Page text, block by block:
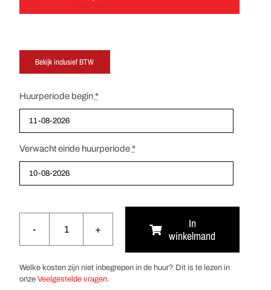
Huurperiode begin*
Verwacht einde huurperiode*
Boorhamer
SDS-
Plus
22mm
In
winkelmand
Welke kosten zijn niet inbegrepen in de huur? Dit is te lezen in
onze Veelgestelde vragen.